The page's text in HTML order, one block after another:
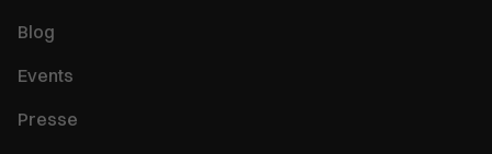
Blog
Events
Presse